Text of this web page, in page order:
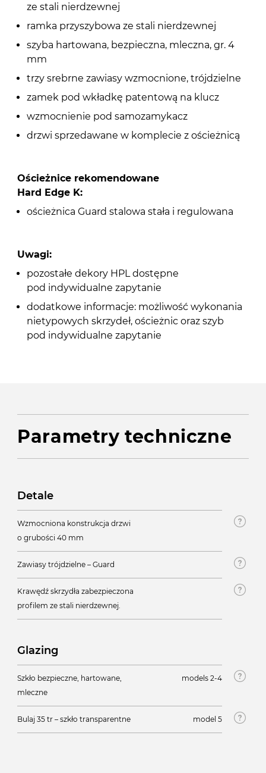
ze stali nierdzewnej
ramka przyszybowa ze stali nierdzewnej
szyba hartowana, bezpieczna, mleczna, gr. 4
mm
trzy srebrne zawiasy wzmocnione, trójdzielne
zamek pod wkładkę patentową na klucz
wzmocnienie pod samozamykacz
drzwi sprzedawane w komplecie z ościeżnicą
Ościeżnice rekomendowane
Hard Edge K:
ościeżnica Guard stalowa stała i regulowana
Uwagi:
pozostałe dekory HPL dostępne
pod indywidualne zapytanie
dodatkowe informacje: możliwość wykonania
nietypowych skrzydeł, ościeżnic oraz szyb
pod indywidualne zapytanie
Parametry techniczne
Detale
Wzmocniona konstrukcja drzwi
o grubości 40 mm
Zawiasy trójdzielne – Guard
Krawędź skrzydła zabezpieczona
profilem ze stali nierdzewnej.
Glazing
Szkło bezpieczne, hartowane,
mleczne
models 2-4
Bulaj 35 tr – szkło transparentne model 5